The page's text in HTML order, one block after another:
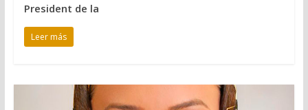
President de la
Leer más